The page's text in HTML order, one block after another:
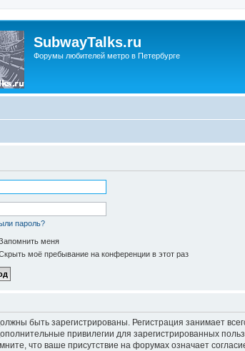
SubwayTalks.ru
Форумы любителей метро в Петербурге
пароль?
меня
моё пребывание на конференции в этот раз
быть зарегистрированы. Регистрация занимает
привилегии для зарегистрированных
что ваше присутствие на форумах означает